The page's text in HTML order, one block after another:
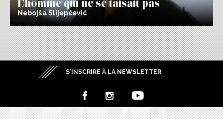
Nebojša Slijepčević
S’INSCRIRE À LA NEWSLETTER